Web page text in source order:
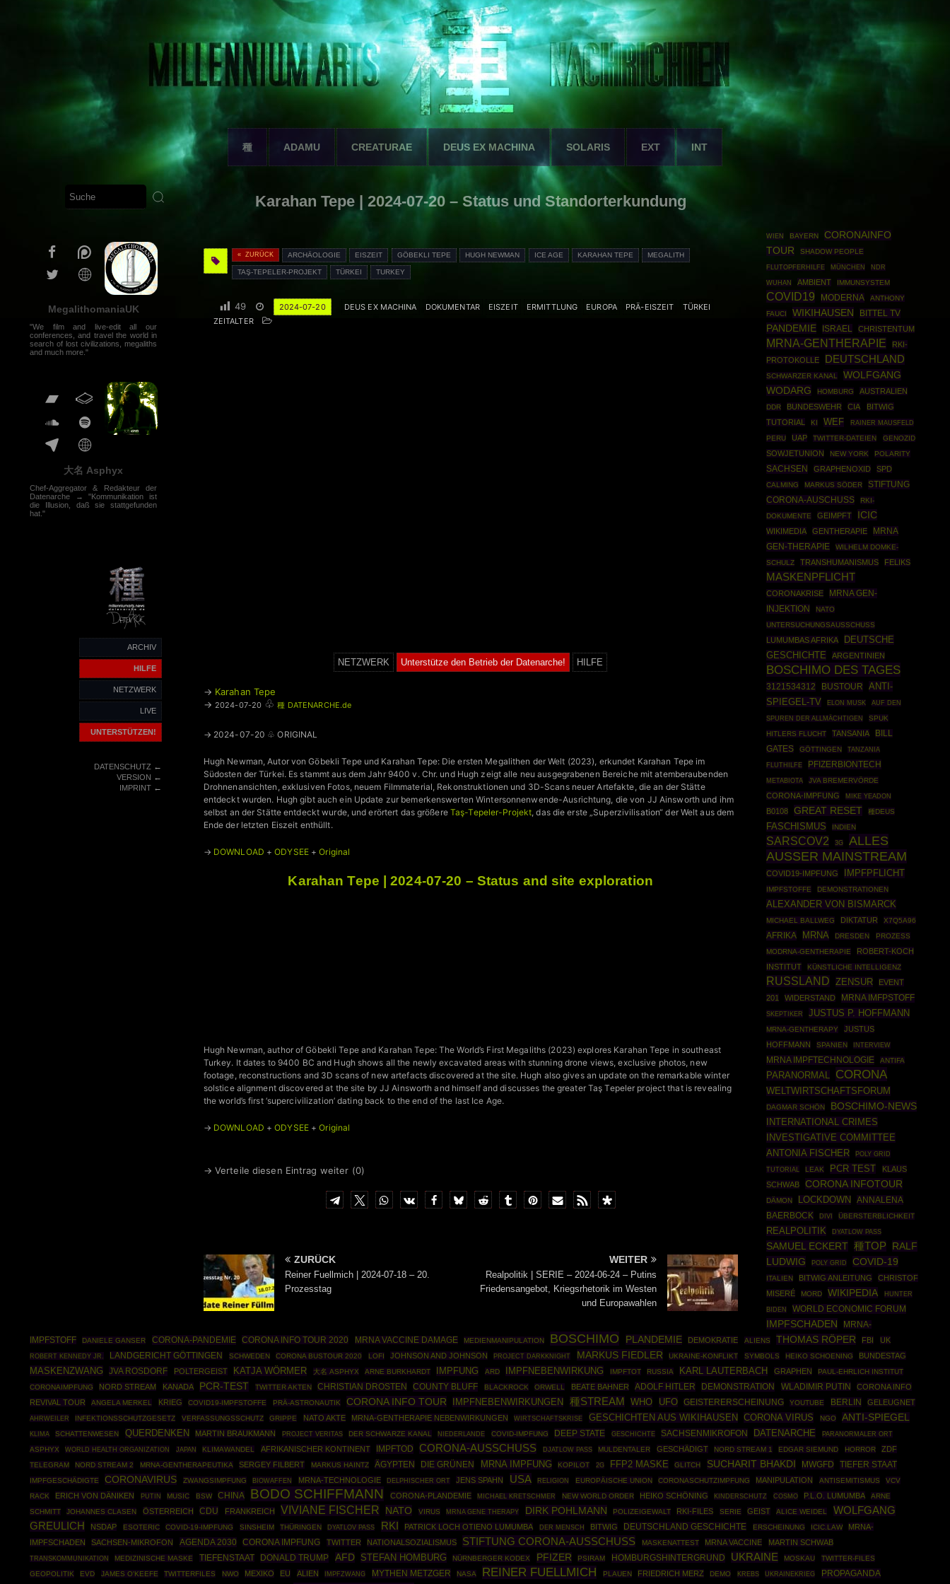
種 ADAMU CREATURAE DEUS EX MACHINA SOLARIS EXT INT
MegalithomaniaUK
"We film and live-edit all our
conferences, and travel the world in
search of lost civilizations, megaliths
and much more."
大名 Asphyx
Chef-Aggregator & Redakteur der
Datenarche → "Kommunikation ist
die Illusion, daß sie stattgefunden
hat."
ARCHIV
HILFE
NETZWERK
LIVE
UNTERSTÜTZEN!
DATENSCHUTZ←
VERSION ←
IMPRINT←
Karahan Tepe | 2024-07-20 – Status und Standorterkundung
« ZURÜCK ARCHÄOLOGIE EISZEIT GÖBEKLI TEPE HUGH NEWMAN ICE AGE KARAHAN TEPE MEGALITH
TAŞ-TEPELER-PROJEKT TÜRKEI TURKEY
49 2024-07-20 DEUS EX MACHINA DOKUMENTAR EISZEIT ERMITTLUNG EUROPA PRÄ-EISZEIT
TÜRKEI
ZEITALTER
NETZWERK Unterstütze den Betrieb der Datenarche! HILFE
→ Karahan Tepe
→ 2024-07-20 ♧ 種 DATENARCHE.de
→ 2024-07-20 ♧ ORIGINAL
Hugh Newman, Autor von Göbekli Tepe und Karahan Tepe: Die ersten Megalithen der Welt (2023), erkundet Karahan Tepe im
Südosten der Türkei. Es stammt aus dem Jahr 9400 v. Chr. und Hugh zeigt alle neu ausgegrabenen Bereiche mit atemberaubenden
Drohnenansichten, exklusiven Fotos, neuem Filmmaterial, Rekonstruktionen und 3D-Scans neuer Artefakte, die an der Stätte
entdeckt wurden. Hugh gibt auch ein Update zur bemerkenswerten Wintersonnenwende-Ausrichtung, die von JJ Ainsworth und ihm
selbst an der Stätte entdeckt wurde, und erörtert das größere Taş-Tepeler-Projekt, das die erste „Superzivilisation“ der Welt aus dem
Ende der letzten Eiszeit enthüllt.
→ DOWNLOAD +ODYSEE+Original
Karahan Tepe | 2024-07-20 – Status and site exploration
Hugh Newman, author of Göbekli Tepe and Karahan Tepe: The World’s First Megaliths (2023) explores Karahan Tepe in southeast
Turkey. It dates to 9400 BC and Hugh shows all the newly excavated areas with stunning drone views, exclusive photos, new
footage, reconstructions and 3D scans of new artefacts discovered at the site. Hugh also gives an update on the remarkable winter
solstice alignment discovered at the site by JJ Ainsworth and himself and discusses the greater Taş Tepeler project that is revealing
the world’s first ‘supercivilization’ dating back to the end of the last Ice Age.
→ DOWNLOAD +ODYSEE+Original
→ Verteile diesen Eintrag weiter (0)
ZURÜCK
Reiner Fuellmich | 2024-07-18 – 20.
Prozesstag
WEITER
Realpolitik | SERIE – 2024-06-24 – Putins
Friedensangebot, Kriegsrhetorik im Westen
und Europawahlen
WIEN BAYERN
CORONAINFO
TOUR
SHADOW PEOPLE
FLUTOPFERHILFE MÜNCHEN NDR
WUHAN AMBIENT IMMUNSYSTEM
COVID19 MODERNA
ANTHONY
FAUCI
WIKIHAUSEN BITTEL TV
PANDEMIE ISRAEL CHRISTENTUM
MRNA-GENTHERAPIE
RKI-
PROTOKOLLE
DEUTSCHLAND
SCHWARZER KANAL
WOLFGANG
WODARG
HOMBURG AUSTRALIEN
DDR BUNDESWEHR CIA
BITWIG
TUTORIAL
KI WEF
RAINER MAUSFELD
PERU
UAP TWITTER-DATEIEN GENOZID
SOWJETUNION NEW YORK POLARITY
SACHSEN GRAPHENOXID SPD
CALMING MARKUS SÖDER
STIFTUNG
CORONA-AUSCHUSS
RKI-
DOKUMENTE
GEIMPFT ICIC
WIKIMEDIA GENTHERAPIE
MRNA
GEN-THERAPIE
WILHELM DOMKE-
SCHULZ
TRANSHUMANISMUS FELIKS
MASKENPFLICHT
CORONAKRISE
MRNA GEN-
INJEKTION
NATO
UNTERSUCHUNGSAUSSCHUSS
LUMUMBAS AFRIKA
DEUTSCHE
GESCHICHTE
ARGENTINIEN
BOSCHIMO DES TAGES
3121534312 BUSTOUR
ANTI-
SPIEGEL-TV
ELON MUSK AUF DEN
SPUREN DER ALLMÄCHTIGEN
SPUK
HITLERS FLUCHT
TANSANIA
BILL
GATES
GÖTTINGEN TANZANIA
FLUTHILFE PFIZERBIONTECH
METABIOTA JVA BREMERVÖRDE
CORONA-IMPFUNG MIKE YEADON
B0108 GREAT RESET 種DEUS
FASCHISMUS INDIEN
SARSCOV2 3G
ALLES
AUSSER MAINSTREAM
COVID19-IMPFUNG IMPFPFLICHT
IMPFSTOFFE DEMONSTRATIONEN
ALEXANDER VON BISMARCK
MICHAEL BALLWEG DIKTATUR X7Q5A96
AFRIKA MRNA DRESDEN
PROZESS
MODRNA-GENTHERAPIE
ROBERT-KOCH
INSTITUT
KÜNSTLICHE INTELLIGENZ
RUSSLAND ZENSUR
EVENT
201
WIDERSTAND MRNA IMFPSTOFF
SKEPTIKER JUSTUS P. HOFFMANN
MRNA-GENTHERAPY
JUSTUS
HOFFMANN
SPANIEN INTERVIEW
MRNA IMPFTECHNOLOGIE ANTIFA
PARANORMAL CORONA
WELTWIRTSCHAFTSFORUM
DAGMAR SCHÖN BOSCHIMO-NEWS
INTERNATIONAL CRIMES
INVESTIGATIVE COMMITTEE
ANTONIA FISCHER
POLY GRID
TUTORIAL
LEAK PCR TEST
KLAUS
SCHWAB
CORONA INFOTOUR
DÄMON LOCKDOWN
ANNALENA
BAERBOCK
DIVI ÜBERSTERBLICHKEIT
REALPOLITIK DYATLOW PASS
SAMUEL ECKERT 種TOP
RALF
LUDWIG
POLY GRID COVID-19
ITALIEN BITWIG ANLEITUNG
CHRISTOF
MISERÉ
MORD WIKIPEDIA HUNTER
BIDEN WORLD ECONOMIC FORUM
IMPFSCHADEN
MRNA-
IMPFSTOFF
DANIELE GANSER CORONA-PANDEMIE CORONA INFO TOUR 2020 MRNA VACCINE DAMAGE MEDIENMANIPULATION BOSCHIMO PLANDEMIE DEMOKRATIE ALIENS THOMAS RÖPER FBI UK
ROBERT KENNEDY JR. LANDGERICHT GÖTTINGEN SCHWEDEN CORONA BUSTOUR 2020 LOFI JOHNSON AND JOHNSON PROJECT DARKKNIGHT MARKUS FIEDLER UKRAINE-KONFLIKT SYMBOLS HEIKO SCHOENING BUNDESTAG
MASKENZWANG JVA ROSDORF POLTERGEIST KATJA WÖRMER 大名 ASPHYX ARNE BURKHARDT IMPFUNG ARD IMPFNEBENWIRKUNG IMPFTOT RUSSIA KARL LAUTERBACH GRAPHEN
PAUL-EHRLICH INSTITUT
CORONAIMPFUNG
NORD STREAM KANADA PCR-TEST TWITTER AKTEN CHRISTIAN DROSTEN COUNTY BLUFF BLACKROCK ORWELL BEATE BAHNER ADOLF HITLER DEMONSTRATION WLADIMIR PUTIN
CORONA INFO
REVIVAL TOUR
ANGELA MERKEL KRIEG COVID19-IMPFSTOFFE PRÄ-ASTRONAUTIK CORONA INFO TOUR IMPFNEBENWIRKUNGEN 種STREAM WHO UFO GEISTERERSCHEINUNG YOUTUBE BERLIN GELEUGNET
AHRWEILER INFEKTIONSSCHUTZGESETZ VERFASSUNGSSCHUTZ GRIPPE NATO AKTE MRNA-GENTHERAPIE NEBENWIRKUNGEN WIRTSCHAFTSKRISE GESCHICHTEN AUS WIKIHAUSEN CORONA VIRUS NGO ANTI-SPIEGEL
KLIMA SCHATTENWESEN QUERDENKEN MARTIN BRAUKMANN PROJECT VERITAS DER SCHWARZE KANAL NIEDERLANDE COVID-IMPFUNG DEEP STATE GESCHICHTE SACHSENMIKROFON DATENARCHE PARANORMALER ORT
ASPHYX WORLD HEALTH ORGANIZATION JAPAN KLIMAWANDEL AFRIKANISCHER KONTINENT IMPFTOD CORONA-AUSSCHUSS DJATLOW PASS MULDENTALER GESCHÄDIGT NORD STREAM 1 EDGAR SIEMUND HORROR ZDF
TELEGRAM NORD STREAM 2 MRNA-GENTHERAPEUTIKA SERGEY FILBERT MARKUS HAINTZ ÄGYPTEN DIE GRÜNEN MRNA IMPFUNG KOPILOT 2G FFP2 MASKE GLITCH SUCHARIT BHAKDI MWGFD TIEFER STAAT
IMPFGESCHÄDIGTE CORONAVIRUS ZWANGSIMPFUNG BIOWAFFEN MRNA-TECHNOLOGIE DELPHISCHER ORT JENS SPAHN USA RELIGION EUROPÄISCHE UNION CORONASCHUTZIMPFUNG MANIPULATION ANTISEMITISMUS
VCV
RACK
ERICH VON DÄNIKEN PUTIN MUSIC BSW CHINA BODO SCHIFFMANN CORONA-PLANDEMIE MICHAEL KRETSCHMER NEW WORLD ORDER HEIKO SCHÖNING KINDERSCHUTZ COSMO P.L.O. LUMUMBA
ARNE
SCHMITT
JOHANNES CLASEN ÖSTERREICH CDU FRANKREICH VIVIANE FISCHER NATO VIRUS MRNA GENE THERAPY DIRK POHLMANN POLIZEIGEWALT RKI-FILES SERIE GEIST ALICE WEIDEL
WOLFGANG
GREULICH
NSDAP ESOTERIC COVID-19-IMPFUNG SINSHEIM THÜRINGEN DYATLOV PASS RKI PATRICK LOCH OTIENO LUMUMBA DER MENSCH BITWIG DEUTSCHLAND GESCHICHTE ERSCHEINUNG ICIC.LAW
MRNA-
IMPFSCHADEN
SACHSEN-MIKROFON AGENDA 2030 CORONA IMPFUNG TWITTER NATIONALSOZIALISMUS STIFTUNG CORONA-AUSSCHUSS MASKENATTEST MRNA VACCINE MARTIN SCHWAB
TRANSKOMMUNIKATION MEDIZINISCHE MASKE TIEFENSTAAT DONALD TRUMP AFD STEFAN HOMBURG NÜRNBERGER KODEX PFIZER PSIRAM HOMBURGSHINTERGRUND UKRAINE MOSKAU
TWITTER-FILES
GEOPOLITIK
EVD JAMES O'KEEFE TWITTERFILES NWO MEXIKO EU ALIEN IMPFZWANG MYTHEN METZGER NASA REINER FUELLMICH PLAUEN FRIEDRICH MERZ DEMO KREBS UKRAINEKRIEG PROPAGANDA